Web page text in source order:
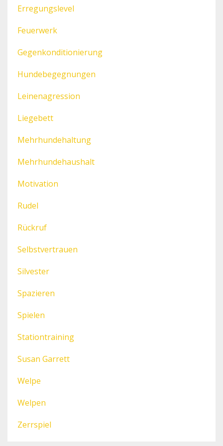
Erregungslevel
Feuerwerk
Gegenkonditionierung
Hundebegegnungen
Leinenagression
Liegebett
Mehrhundehaltung
Mehrhundehaushalt
Motivation
Rudel
Rückruf
Selbstvertrauen
Silvester
Spazieren
Spielen
Stationtraining
Susan Garrett
Welpe
Welpen
Zerrspiel